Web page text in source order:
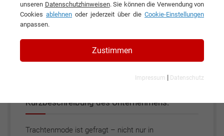
Leather Fashion Sarna &
Chawla GmbH
Kurzbeschreibung des Unternehmens:
Trachtenmode ist gefragt – nicht nur in
unseren Datenschutzhinweisen. Sie können die Verwendung von
Cookies ablehnen oder jederzeit über die Cookie-Einstellungen
anpassen.
Zustimmen
Impressum | Datenschutz